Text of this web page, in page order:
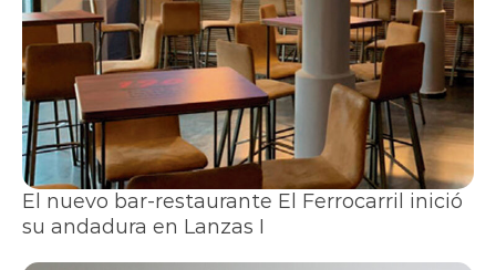
El nuevo bar-restaurante El Ferrocarril inició
su andadura en Lanzas I